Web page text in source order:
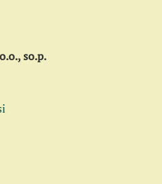
so.p.